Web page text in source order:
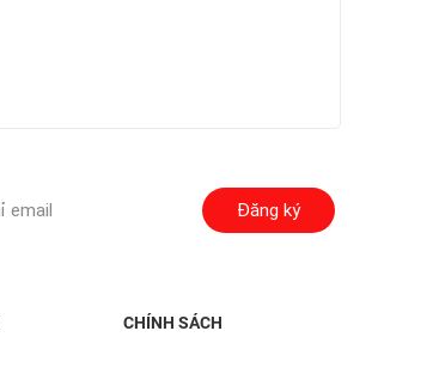
Đăng ký
CHÍNH SÁCH